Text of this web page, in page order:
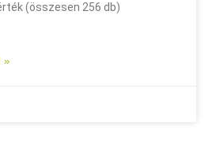
(összesen 256 db)
»